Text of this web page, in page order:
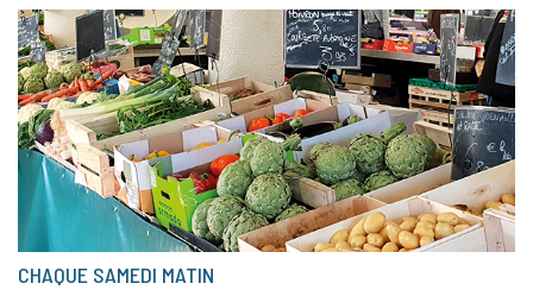
CHAQUE SAMEDI MATIN